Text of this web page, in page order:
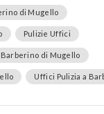
di Mugello
Pulizie Uffici
di Mugello
Uffici Pulizia a